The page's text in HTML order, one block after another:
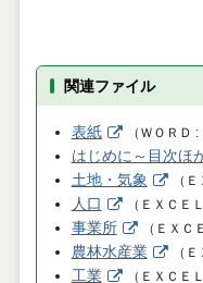
関連ファイル
表紙 （ ＷＯＲＤ
はじめに～目次ほ
土地・気象 （ Ｅ
人口 （ ＥＸＣＥＬ
事業所 （ ＥＸＣ
農林水産業 （ Ｅ
工業 （ ＥＸＣＥＬ